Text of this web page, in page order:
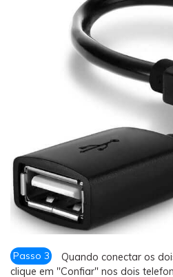
Passo 3
Quando conectar os
clique em "Confiar" nos dois